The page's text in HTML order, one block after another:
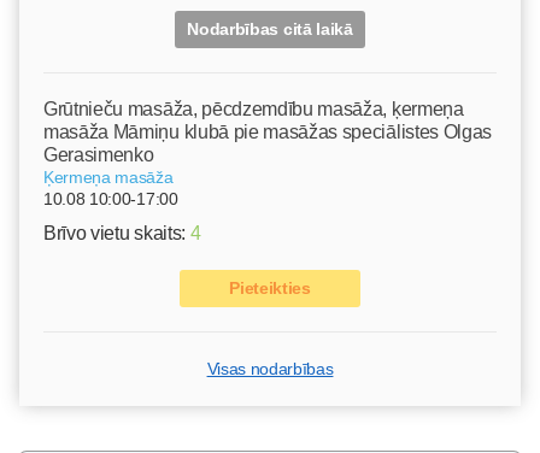
Nodarbības citā laikā
Grūtnieču masāža, pēcdzemdību masāža, ķermeņa
masāža Māmiņu klubā pie masāžas speciālistes Olgas
Gerasimenko
Ķermeņa masāža
10.08 10:00-17:00
Brīvo vietu skaits: 4
Pieteikties
Visas nodarbības